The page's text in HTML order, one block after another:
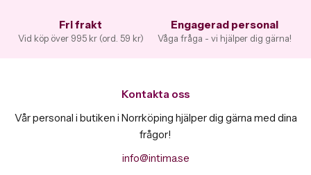
Fri frakt
Vid köp över 995 kr (ord. 59 kr)
Engagerad personal
Våga fråga - vi hjälper dig gärna!
Kontakta oss
Vår personal i butiken i Norrköping hjälper dig gärna med dina
frågor!
info@intima.se